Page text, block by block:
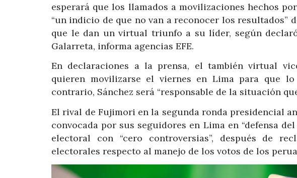
esperará que los llamados a movilizaciones hechos
“un indicio de que no van a reconocer los resultados”
que le dan un virtual triunfo a su líder, según
Galarreta, informa agencias EFE.
En declaraciones a la prensa, el también virtual
quieren movilizarse el viernes en Lima para que
contrario, Sánchez será “responsable de la situación
El rival de Fujimori en la segunda ronda presidencial
convocada por sus seguidores en Lima en “defensa
electoral con “cero controversias”, después de
electorales respecto al manejo de los votos de los